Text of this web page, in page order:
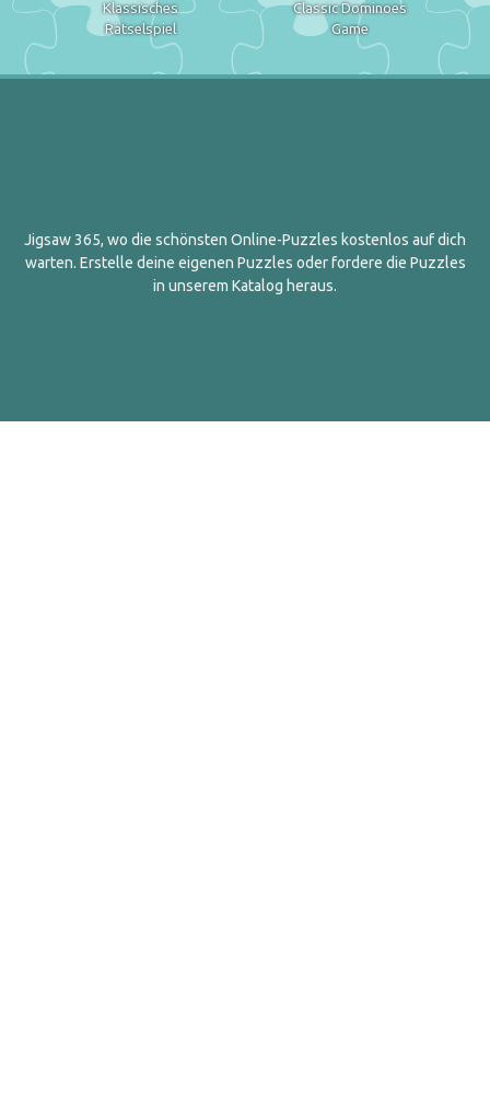
Klassisches
Rätselspiel
Classic Dominoes
Game
Jigsaw 365, wo die schönsten Online-Puzzles kostenlos auf dich
warten. Erstelle deine eigenen Puzzles oder fordere die Puzzles
in unserem Katalog heraus.